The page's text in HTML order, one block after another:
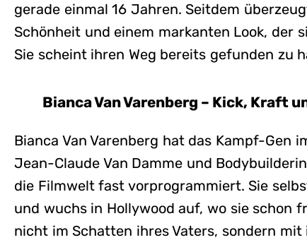
gerade einmal 16 Jahren. Seitdem
Schönheit und einem markanten Look, der
Sie scheint ihren Weg bereits gefunden zu
Bianca Van Varenberg – Kick, Kraft
Bianca Van Varenberg hat das Kampf-Gen
Jean-Claude Van Damme und
die Filmwelt fast vorprogrammiert. Sie
und wuchs in Hollywood auf, wo sie schon
nicht im Schatten ihres Vaters, sondern mit